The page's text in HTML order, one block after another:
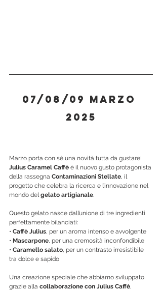
07/08/09 marzo
2025
Marzo porta con sé una novità tutta da gustare!
Julius Caramel Caffè è il nuovo gusto protagonista
della rassegna Contaminazioni Stellate, il
progetto che celebra la ricerca e l’innovazione nel
mondo del gelato artigianale.
Questo gelato nasce dall’unione di tre ingredienti
perfettamente bilanciati:
• Caffè Julius, per un aroma intenso e avvolgente
• Mascarpone, per una cremosità inconfondibile
• Caramello salato, per un contrasto irresistibile
tra dolce e sapido
Una creazione speciale che abbiamo sviluppato
grazie alla collaborazione con Julius Caffè,